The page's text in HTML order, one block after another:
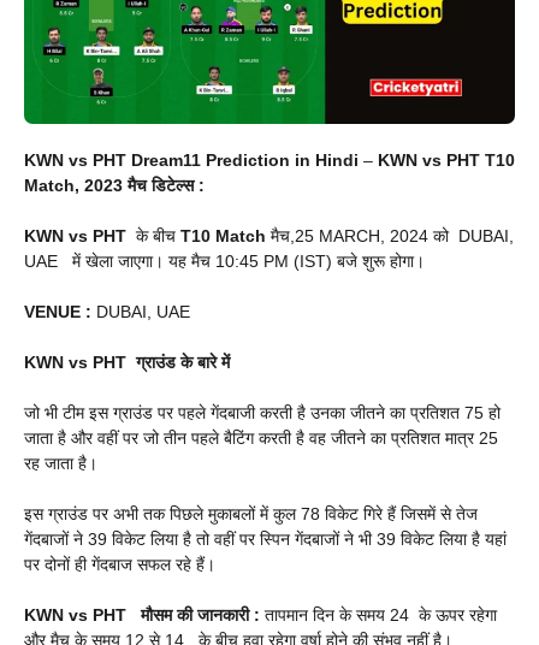
KWN vs PHT Dream11 Prediction in Hindi – KWN vs PHT T10
Match, 2023 मैच डिटेल्स :
KWN vs PHT के बीच T10 Match मैच,25 MARCH, 2024 को DUBAI,
UAE में खेला जाएगा। यह मैच 10:45 PM (IST) बजे शुरू होगा।
VENUE : DUBAI, UAE
KWN vs PHT ग्राउंड के बारे में
जो भी टीम इस ग्राउंड पर पहले गेंदबाजी करती है उनका जीतने का प्रतिशत 75 हो
जाता है और वहीं पर जो तीन पहले बैटिंग करती है वह जीतने का प्रतिशत मात्र 25
रह जाता है।
इस ग्राउंड पर अभी तक पिछले मुकाबलों में कुल 78 विकेट गिरे हैं जिसमें से तेज
गेंदबाजों ने 39 विकेट लिया है तो वहीं पर स्पिन गेंदबाजों ने भी 39 विकेट लिया है यहां
पर दोनों ही गेंदबाज सफल रहे हैं।
KWN vs PHT मौसम की जानकारी : तापमान दिन के समय 24 के ऊपर रहेगा
और मैच के समय 12 से 14 के बीच हवा रहेगा वर्षा होने की संभव नहीं है।